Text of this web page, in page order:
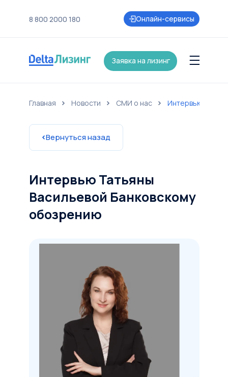
8 800 2000 180 Онлайн-сервисы
Заявка на лизинг
КонтактыСтрахованиеКарьераАкции и партнеры
Главная Новости СМИ о нас Интервью
Интервью Татьяны
Васильевой Банковскому
обозрению
Вернуться назад